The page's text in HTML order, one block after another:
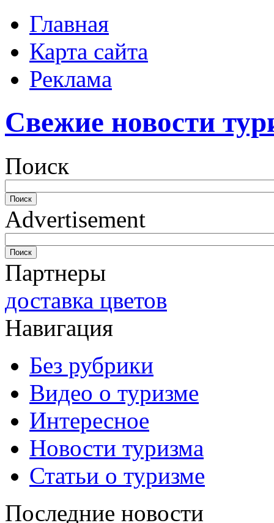
Главная
Карта сайта
Реклама
Свежие новости
Поиск
Advertisement
Партнеры
доставка цветов
Навигация
Без рубрики
Видео о туризме
Интересное
Новости туризма
Статьи о туризме
Последние новости